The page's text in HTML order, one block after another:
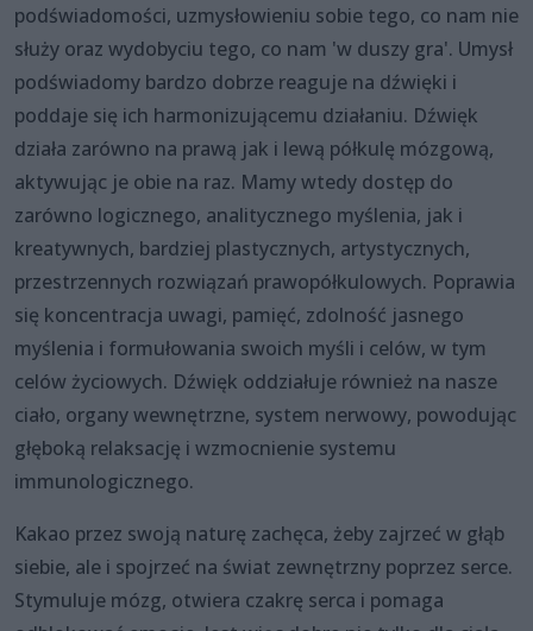
podświadomości, uzmysłowieniu sobie tego, co nam nie
służy oraz wydobyciu tego, co nam 'w duszy gra'. Umysł
podświadomy bardzo dobrze reaguje na dźwięki i
poddaje się ich harmonizującemu działaniu. Dźwięk
działa zarówno na prawą jak i lewą półkulę mózgową,
aktywując je obie na raz. Mamy wtedy dostęp do
zarówno logicznego, analitycznego myślenia, jak i
kreatywnych, bardziej plastycznych, artystycznych,
przestrzennych rozwiązań prawopółkulowych. Poprawia
się koncentracja uwagi, pamięć, zdolność jasnego
myślenia i formułowania swoich myśli i celów, w tym
celów życiowych. Dźwięk oddziałuje również na nasze
ciało, organy wewnętrzne, system nerwowy, powodując
głęboką relaksację i wzmocnienie systemu
immunologicznego.
Kakao przez swoją naturę zachęca, żeby zajrzeć w głąb
siebie, ale i spojrzeć na świat zewnętrzny poprzez serce.
Stymuluje mózg, otwiera czakrę serca i pomaga